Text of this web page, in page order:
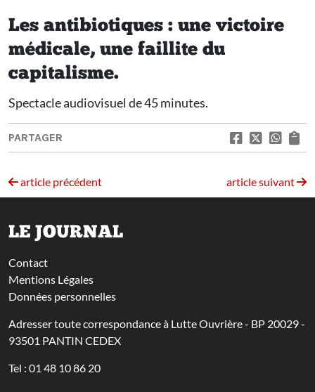
Les antibiotiques : une victoire
médicale, une faillite du
capitalisme.
Spectacle audiovisuel de 45 minutes.
PARTAGER
article précédent article suivant
LE JOURNAL
Contact
Mentions Légales
Données personnelles
Adresser toute correspondance à Lutte Ouvrière - BP 20029 -
93501 PANTIN CEDEX
Tel : 01 48 10 86 20